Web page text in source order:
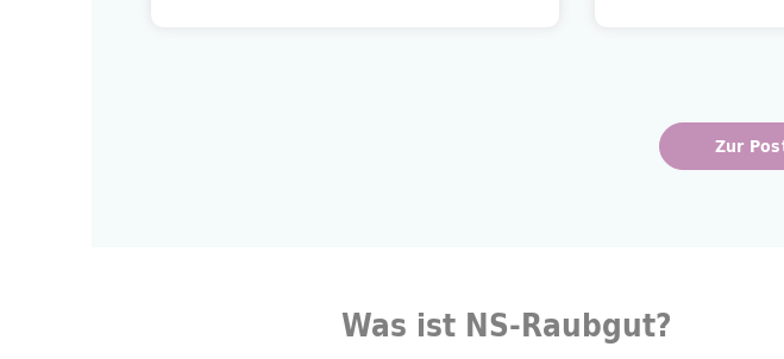
Zur
Was ist NS-Raubgut?